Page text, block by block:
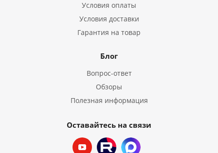
Условия оплаты
Условия доставки
Гарантия на товар
Блог
Вопрос-ответ
Обзоры
Полезная информация
Оставайтесь на связи